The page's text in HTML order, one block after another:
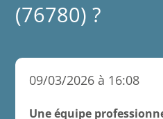
(76780) ?
09/03/2026 à 16:08
Une équipe